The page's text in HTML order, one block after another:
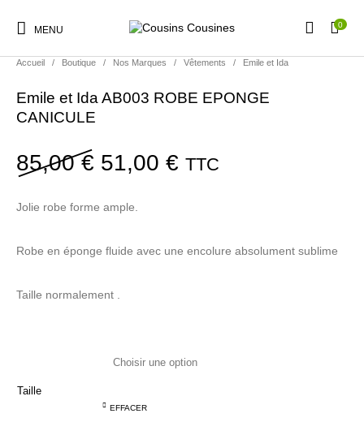
MENU 0
Nouveautés
PROMO !
Accueil / Boutique / Nos Marques / Vêtements / Emile et Ida
Emile et Ida AB003 ROBE EPONGE
CANICULE
85,00€ Le prix initial était : 85,00
51,00€ Le prix actuel est
TTC
Jolie robe forme ample.
Robe en éponge fluide avec une encolure absolument sublime
Taille normalement .
Taille
EFFACER